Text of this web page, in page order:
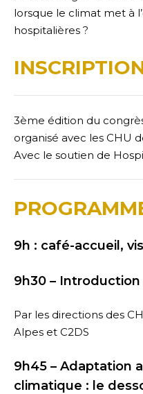
lorsque le climat met à
hospitalières ?
3ème édition du
organisé avec les CHU
Avec le soutien de
9h : café-accueil,
9h30 – Introduction
Par les directions des
Alpes et C2DS
9h45 – Adaptation
climatique : le